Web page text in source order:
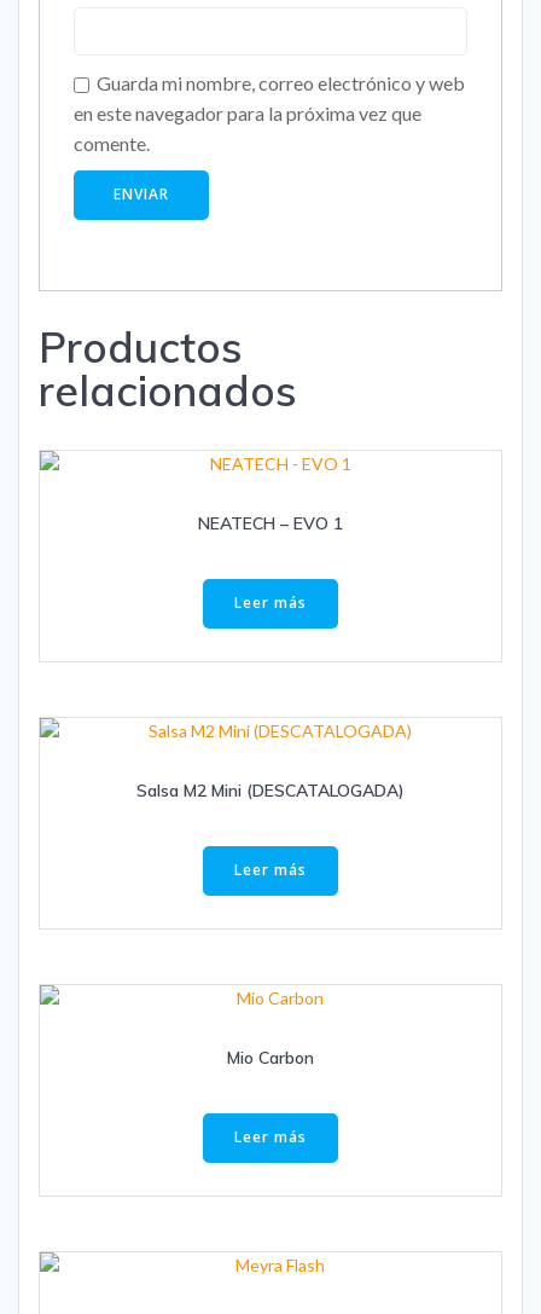
Guarda mi nombre, correo electrónico y web
en este navegador para la próxima vez que
comente.
Productos
relacionados
NEATECH – EVO 1
Leer más
Salsa M2 Mini (DESCATALOGADA)
Leer más
Mio Carbon
Leer más